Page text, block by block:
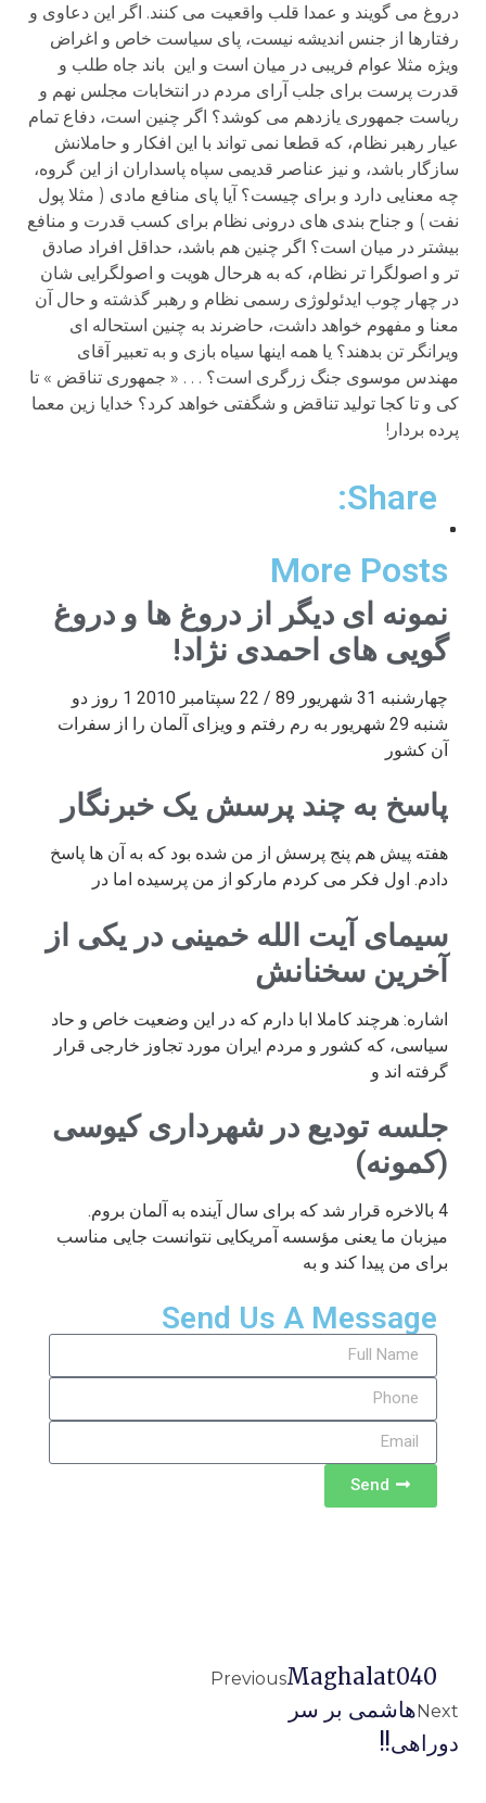
دروغ می گویند و عمدا قلب واقعیت می کنند. اگر این دعاوی و
رفتارها از جنس اندیشه نیست، پای سیاست خاص و اغراض
ویژه مثلا عوام فریبی در میان است و این باند جاه طلب و
قدرت پرست برای جلب آرای مردم در انتخابات مجلس نهم و
ریاست جمهوری یازدهم می کوشد؟ اگر چنین است، دفاع تمام
عیار رهبر نظام، که قطعا نمی تواند با این افکار و حاملانش
سازگار باشد، و نیز عناصر قدیمی سپاه پاسداران از این گروه،
چه معنایی دارد و برای چیست؟ آیا پای منافع مادی ( مثلا پول
نفت ) و جناح بندی های درونی نظام برای کسب قدرت و منافع
بیشتر در میان است؟ اگر چنین هم باشد، حداقل افراد صادق
تر و اصولگرا تر نظام، که به هرحال هویت و اصولگرایی شان
در چهار چوب ایدئولوژی رسمی نظام و رهبر گذشته و حال آن
معنا و مفهوم خواهد داشت، حاضرند به چنین استحاله ای
ویرانگر تن بدهند؟ یا همه اینها سیاه بازی و به تعبیر آقای
مهندس موسوی جنگ زرگری است؟ . . . « جمهوری تناقض » تا
کی و تا کجا تولید تناقض و شگفتی خواهد کرد؟ خدایا زین معما
پرده بردار!
Share:
More Posts
نمونه ای دیگر از دروغ ها و دروغ
گویی های احمدی نژاد!
چهارشنبه 31 شهریور 89 / 22 سپتامبر 2010 1 روز دو
شنبه 29 شهریور به رم رفتم و ویزای آلمان را از سفرات
آن کشور
پاسخ به چند پرسش یک خبرنگار
هفته پیش هم پنج پرسش از من شده بود که به آن ها پاسخ
دادم. اول فکر می کردم مارکو از من پرسیده اما در
سیمای آیت الله خمینی در یکی از
آخرین سخنانش
اشاره: هرچند کاملا ابا دارم که در این وضعیت خاص و حاد
سیاسی، که کشور و مردم ایران مورد تجاوز خارجی قرار
گرفته اند و
جلسه تودیع در شهرداری کیوسی
(کمونه)
4 بالاخره قرار شد که برای سال آینده به آلمان بروم.
میزبان ما یعنی مؤسسه آمریکایی نتوانست جایی مناسب
برای من پیدا کند و به
Send Us A Message
Send
PreviousMaghalat040
Nextهاشمی بر سر
دوراهی!!